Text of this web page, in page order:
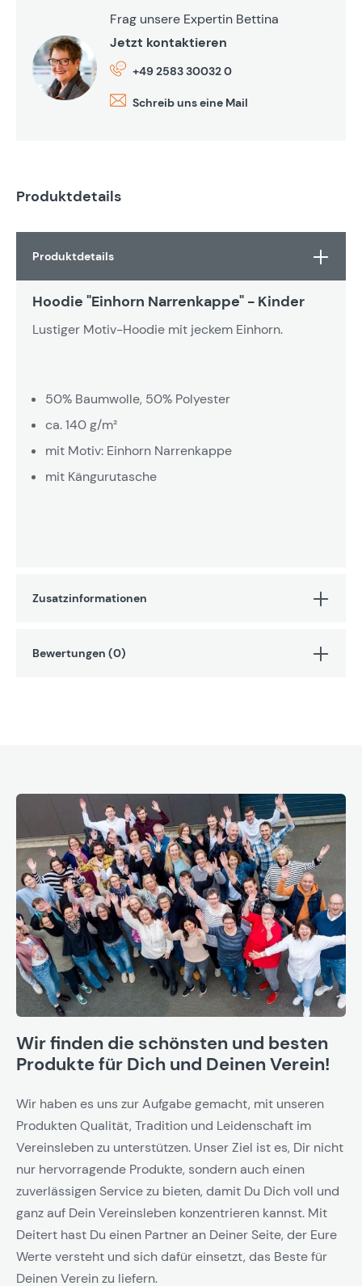
Frag unsere Expertin Bettina
Jetzt kontaktieren
+49 2583 30032 0
Schreib uns eine Mail
Produktdetails
Produktdetails
Hoodie "Einhorn Narrenkappe" - Kinder
Lustiger Motiv-Hoodie mit jeckem Einhorn.
50% Baumwolle, 50% Polyester
ca. 140 g/m²
mit Motiv: Einhorn Narrenkappe
mit Kängurutasche
Zusatzinformationen
Bewertungen (0)
Wir finden die schönsten und besten
Produkte für Dich und Deinen Verein!
Wir haben es uns zur Aufgabe gemacht, mit unseren
Produkten Qualität, Tradition und Leidenschaft im
Vereinsleben zu unterstützen. Unser Ziel ist es, Dir nicht
nur hervorragende Produkte, sondern auch einen
zuverlässigen Service zu bieten, damit Du Dich voll und
ganz auf Dein Vereinsleben konzentrieren kannst. Mit
Deitert hast Du einen Partner an Deiner Seite, der Eure
Werte versteht und sich dafür einsetzt, das Beste für
Deinen Verein zu liefern.